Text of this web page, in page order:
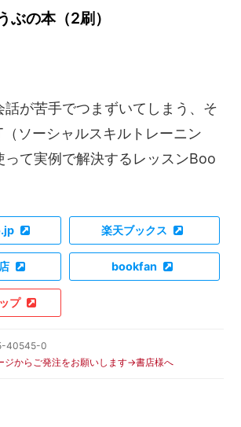
ぶの本（2刷）
話が苦手でつまずいてしまう、そ
（ソーシャルスキルトレーニン
って実例で解決するレッスンBoo
楽天ブックス
bookfan
プ
40545-0
ジからご発注をお願いします→書店様へ